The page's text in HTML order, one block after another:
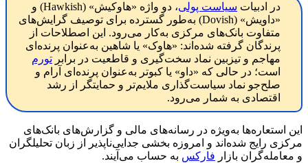
در ادبیات سیاست پولی
، دو واژه «هاوکیش» (Hawkish) و
«داویش» (Dovish) به‌طور گسترده برای توصیف گرایش‌های
متفاوت بانک‌های مرکزی به‌کار می‌رود. این اصطلاحات از
پرندگان گرفته شده‌اند: «هاوک» یا شاهین به‌عنوان پرنده‌ای
مهاجم و تیزبین نماد سخت‌گیری و قاطعیت در برابر تورم
است؛ در حالی که «داو» یا کبوتر به‌عنوان پرنده‌ای آرام و
صلح‌جو نماد سیاست‌گذاری ملایم‌تر و حمایتگر از رشد
اقتصادی به شمار می‌رود.
این استعاره‌ها به‌ویژه در رسانه‌های مالی و گزارش‌های بانک‌های
مرکزی رایج شده‌اند و امروزه بخشی جدایی‌ناپذیر از زبان تحلیلگران
و معامله‌گران بازار فارکس به حساب می‌آیند.